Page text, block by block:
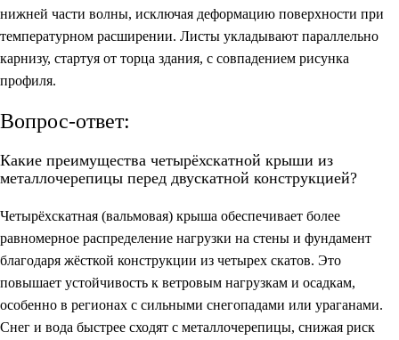
нижней части волны, исключая деформацию поверхности при
температурном расширении. Листы укладывают параллельно
карнизу, стартуя от торца здания, с совпадением рисунка
профиля.
Вопрос-ответ:
Какие преимущества четырёхскатной крыши из
металлочерепицы перед двускатной конструкцией?
Четырёхскатная (вальмовая) крыша обеспечивает более
равномерное распределение нагрузки на стены и фундамент
благодаря жёсткой конструкции из четырех скатов. Это
повышает устойчивость к ветровым нагрузкам и осадкам,
особенно в регионах с сильными снегопадами или ураганами.
Снег и вода быстрее сходят с металлочерепицы, снижая риск